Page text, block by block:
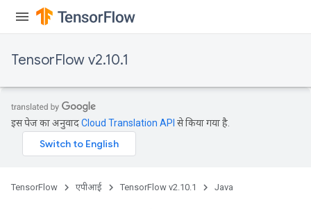
TensorFlow v2.10.1
इस पेज का अनुवादCloud Translation API से किया गया है.
TensorFlow एपीआई TensorFlow v2.10.1 Java